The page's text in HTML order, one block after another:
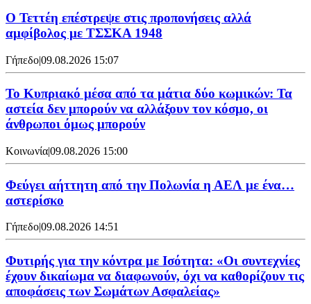
Ο Τεττέη επέστρεψε στις προπονήσεις αλλά
αμφίβολος με ΤΣΣΚΑ 1948
Γήπεδο|09.08.2026 15:07
Το Κυπριακό μέσα από τα μάτια δύο κωμικών: Τα
αστεία δεν μπορούν να αλλάξουν τον κόσμο, οι
άνθρωποι όμως μπορούν
Κοινωνία|09.08.2026 15:00
Φεύγει αήττητη από την Πολωνία η ΑΕΛ με ένα…
αστερίσκο
Γήπεδο|09.08.2026 14:51
Φυτιρής για την κόντρα με Ισότητα: «Οι συντεχνίες
έχουν δικαίωμα να διαφωνούν, όχι να καθορίζουν τις
αποφάσεις των Σωμάτων Ασφαλείας»